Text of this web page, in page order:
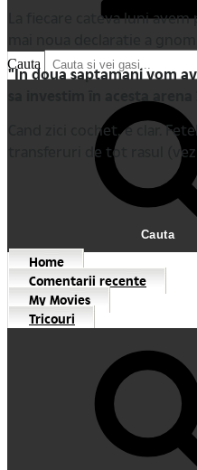
Cauta
Cauta
Home
Comentarii recente
My Movies
Tricouri
La fiecare cateva luni
"In doua saptamani vom
sa investim în acesta
Cand zici cochet, e clar.
transferuri de tot rasul